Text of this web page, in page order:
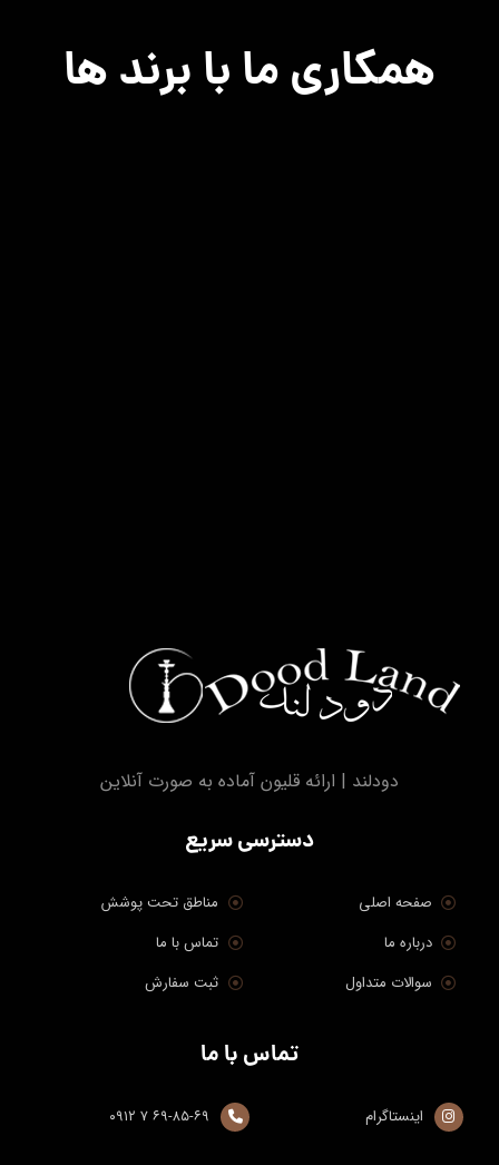
همکاری ما با برند ها
دودلند | ارائه قلیون آماده به صورت آنلاین
دسترسی سریع
صفحه اصلی
مناطق تحت پوشش
درباره ما
تماس با ما
سوالات متداول
ثبت سفارش
تماس با ما
۶۹-۸۵-۶۹ ۷ ۰۹۱۲ اینستاگرام